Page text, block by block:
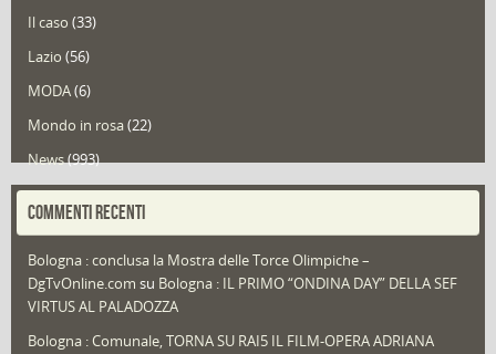
Il caso (33)
Lazio (56)
MODA(6)
Mondo in rosa(22)
News(993)
Portfolio(1)
Redazioni(1.050)
Speciali (22)
Sport
COMMENTI RECENTI
Bologna : conclusa la Mostra delle Torce Olimpiche –
DgTvOnline.com su Bologna : IL PRIMO “ONDINA DAY” DELLA SEF
VIRTUS AL PALADOZZA
Bologna : Comunale, TORNA SU RAI5 IL FILM-OPERA ADRIANA